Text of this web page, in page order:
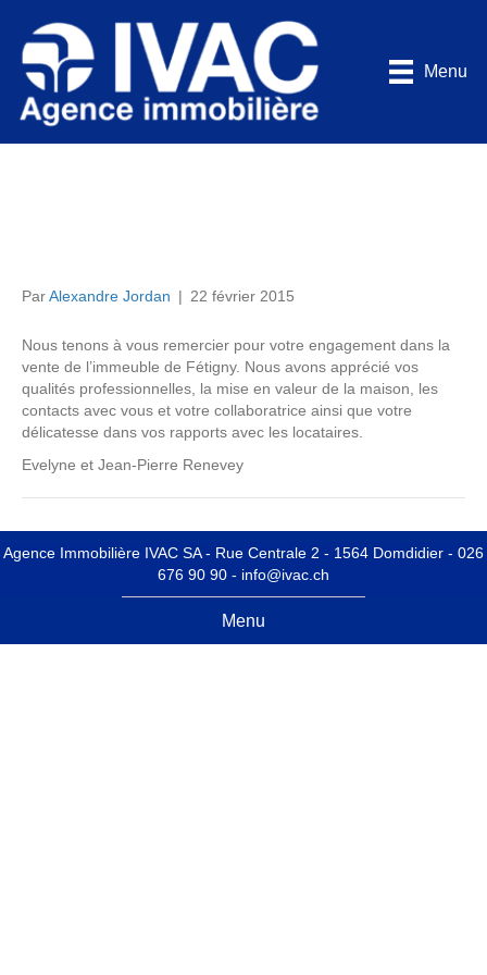
Menu
ParAlexandre Jordan | 22 février 2015
Nous tenons à vous remercier pour votre engagement dans la
vente de l’immeuble de Fétigny. Nous avons apprécié vos
qualités professionnelles, la mise en valeur de la maison, les
contacts avec vous et votre collaboratrice ainsi que votre
délicatesse dans vos rapports avec les locataires.
Evelyne et Jean-Pierre Renevey
Agence Immobilière IVAC SA - Rue Centrale 2 - 1564 Domdidier - 026
676 90 90 - info@ivac.ch
Menu